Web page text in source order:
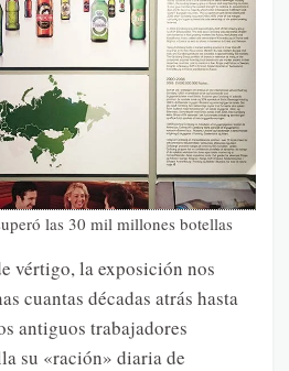
las 30 mil millones botellas
vértigo, la exposición nos
cuantas décadas atrás hasta
antiguos trabajadores
su «ración» diaria de